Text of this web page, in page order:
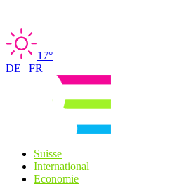
17°
DE | FR
Suisse
International
Economie